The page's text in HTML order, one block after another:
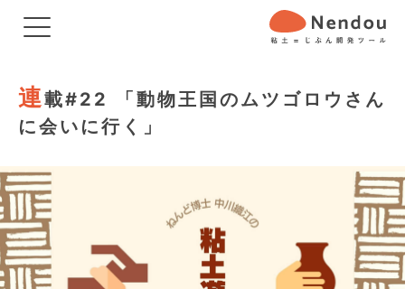
連載#22 「動物王国のムツゴロウさん
に会いに行く」